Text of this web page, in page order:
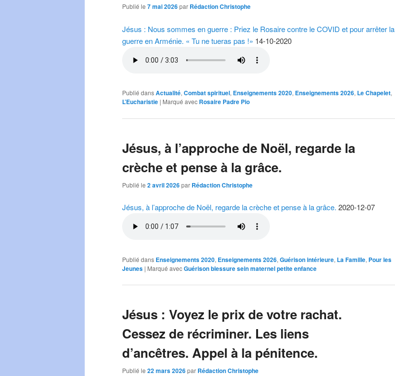
Publié le 7 mai 2026par Rédaction Christophe
Jésus : Nous sommes en guerre : Priez le Rosaire contre le COVID et pour arrêter la
guerre en Arménie. « Tu ne tueras pas !» 14-10-2020
Publié dansActualité, Combat spirituel, Enseignements 2020, Enseignements 2026, Le Chapelet,
L’Eucharistie | Marqué avec Rosaire Padre Pio
Jésus, à l’approche de Noël, regarde la
crèche et pense à la grâce.
Publié le 2 avril 2026par Rédaction Christophe
Jésus, à l’approche de Noël, regarde la crèche et pense à la grâce. 2020-12-07
Publié dans Enseignements 2020, Enseignements 2026, Guérison intérieure, La Famille, Pour les
Jeunes | Marqué avecGuérison blessure sein maternel petite enfance
Jésus : Voyez le prix de votre rachat.
Cessez de récriminer. Les liens
d’ancêtres. Appel à la pénitence.
Publié le 22 mars 2026par Rédaction Christophe